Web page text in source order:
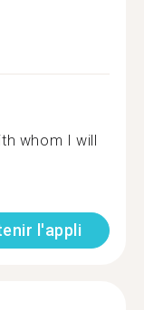
whom I will
l'appli